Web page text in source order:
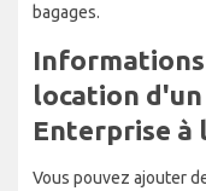
bagages.
location
Enterprise à
Vous pouvez ajouter